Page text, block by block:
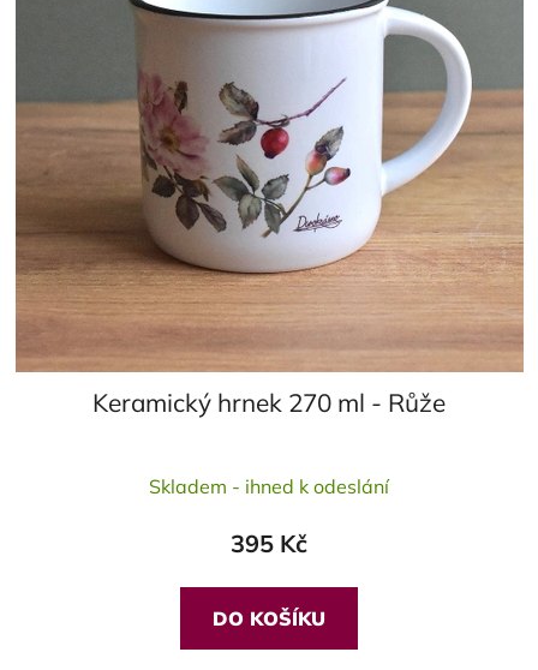
Keramický hrnek 270 ml - Růže
Skladem - ihned k odeslání
395 Kč
DO KOŠÍKU